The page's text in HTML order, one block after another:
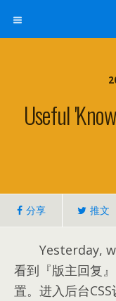
Useful
分享 推文
Yesterday,
看到『版主回复
置。进入后台